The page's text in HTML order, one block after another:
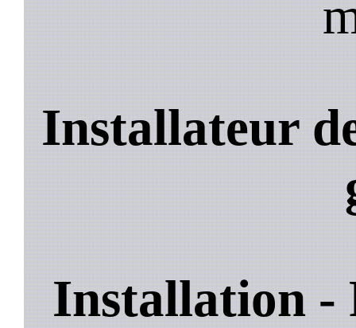
Installateur
Installation -